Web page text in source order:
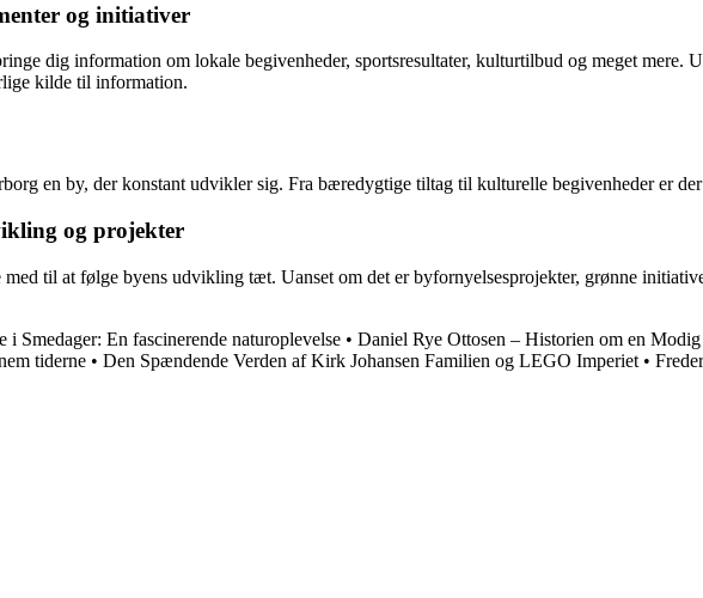
og initiativer
dig information om lokale begivenheder, sportsresultater, kulturtilbud og meget mere.
kilde til information.
en by, der konstant udvikler sig. Fra bæredygtige tiltag til kulturelle begivenheder er
og projekter
til at følge byens udvikling tæt. Uanset om det er byfornyelsesprojekter, grønne
i Smedager: En fascinerende naturoplevelse • Daniel Rye Ottosen – Historien om en
tiderne • Den Spændende Verden af Kirk Johansen Familien og LEGO Imperiet •